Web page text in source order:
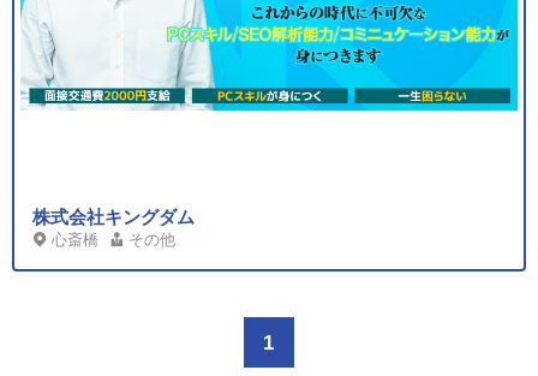
株式会社キングダム
心斎橋 その他
1